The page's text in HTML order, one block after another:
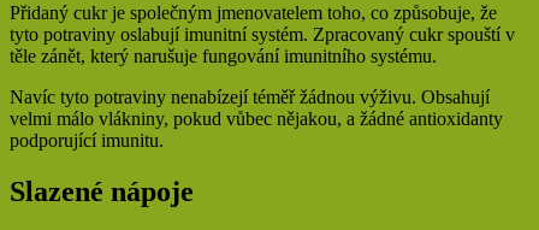
Přidaný cukr je společným jmenovatelem toho, co způsobuje, že
tyto potraviny oslabují imunitní systém. Zpracovaný cukr spouští v
těle zánět, který narušuje fungování imunitního systému.
Navíc tyto potraviny nenabízejí téměř žádnou výživu. Obsahují
velmi málo vlákniny, pokud vůbec nějakou, a žádné antioxidanty
podporující imunitu.
Slazené nápoje